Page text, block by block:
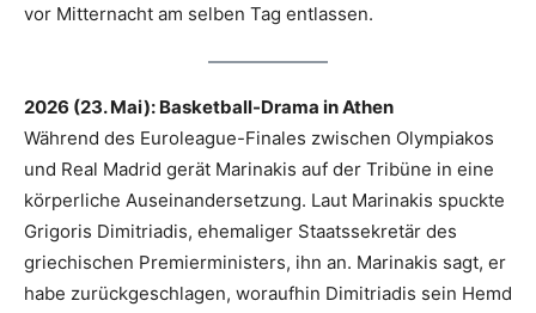
vor Mitternacht am selben Tag entlassen.
2026 (23. Mai): Basketball-Drama in Athen
Während des Euroleague-Finales zwischen Olympiakos
und Real Madrid gerät Marinakis auf der Tribüne in eine
körperliche Auseinandersetzung. Laut Marinakis spuckte
Grigoris Dimitriadis, ehemaliger Staatssekretär des
griechischen Premierministers, ihn an. Marinakis sagt, er
habe zurückgeschlagen, woraufhin Dimitriadis sein Hemd